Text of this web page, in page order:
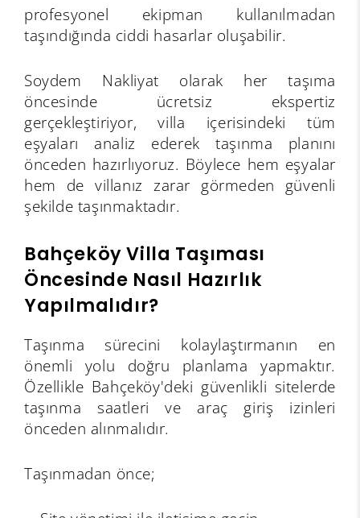
profesyonel ekipman kullanılmadan
taşındığında ciddi hasarlar oluşabilir.
Soydem Nakliyat olarak her taşıma
öncesinde ücretsiz ekspertiz
gerçekleştiriyor, villa içerisindeki tüm
eşyaları analiz ederek taşınma planını
önceden hazırlıyoruz. Böylece hem eşyalar
hem de villanız zarar görmeden güvenli
şekilde taşınmaktadır.
Bahçeköy Villa Taşıması
Öncesinde Nasıl Hazırlık
Yapılmalıdır?
Taşınma sürecini kolaylaştırmanın en
önemli yolu doğru planlama yapmaktır.
Özellikle Bahçeköy'deki güvenlikli sitelerde
taşınma saatleri ve araç giriş izinleri
önceden alınmalıdır.
Taşınmadan önce;